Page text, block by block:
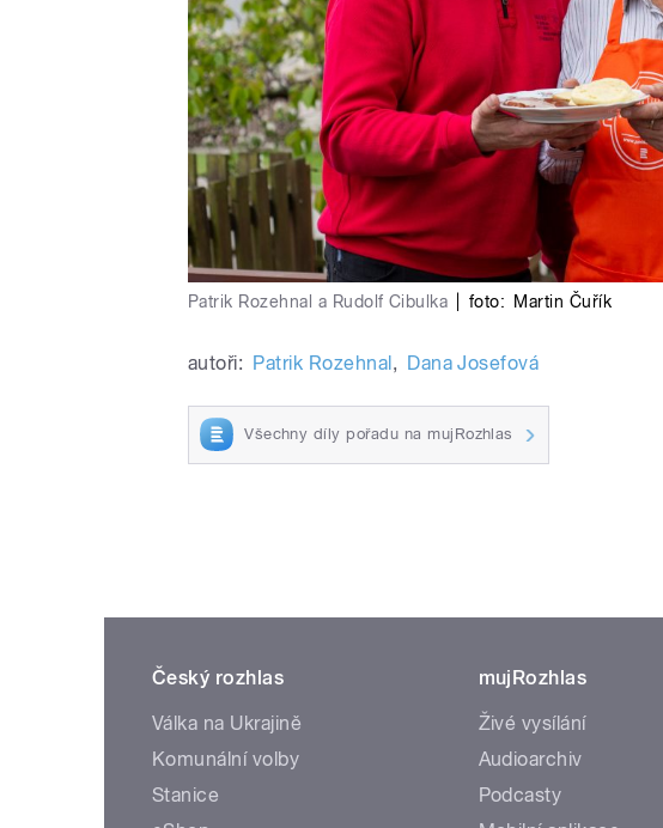
Patrik Rozehnal a Rudolf Cibulka foto: Martin Čuřík
autoři: Patrik Rozehnal, Dana Josefová
Všechny díly pořadu na mujRozhlas
Český rozhlas
Válka na Ukrajině
Komunální volby
Stanice
mujRozhlas
Živé vysílání
Audioarchiv
Podcasty